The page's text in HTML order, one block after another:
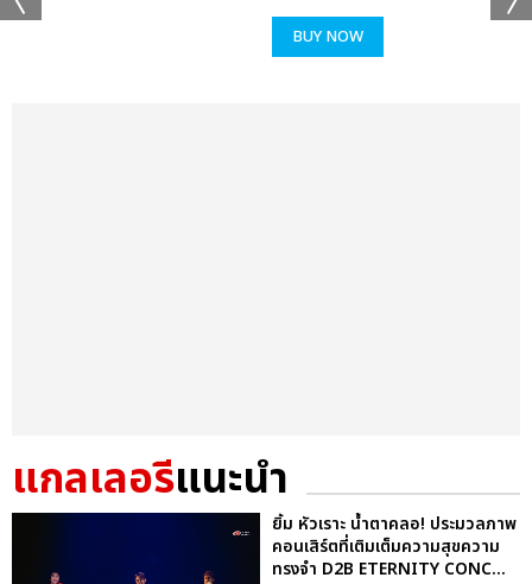
BUY NOW
แกลเลอรีแนะนำ
ยิ้ม หัวเราะ น้ำตาคลอ! ประมวลภาพ
คอนเสิร์ตที่เติมเต็มความสุขความ
ทรงจำ D2B ETERNITY CONC...